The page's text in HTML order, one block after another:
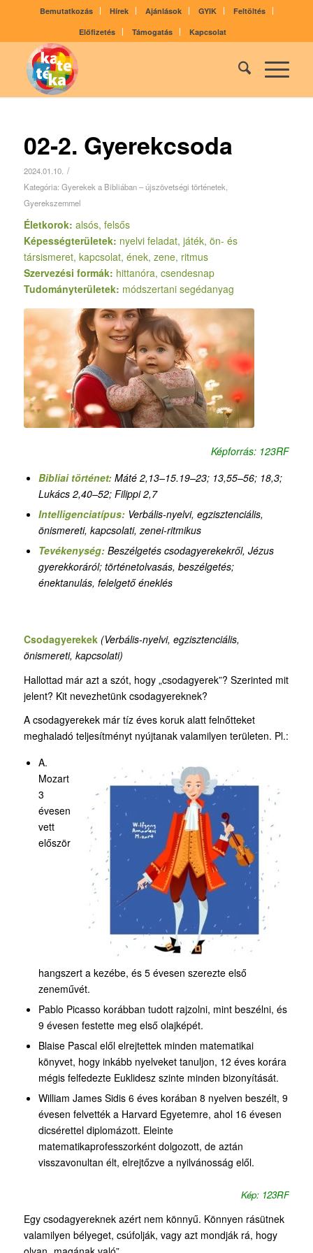
Bemutatkozás Hírek Ajánlások GYIK
Feltöltés
Előfizetés
Támogatás Kapcsolat
02-2. Gyerekcsoda
2024.01.10. /
Kategória: Gyerekek a Bibliában – újszövetségi történetek
Gyerekszemmel
Életkorok: alsós, felsős
Képességterületek: nyelvi feladat, játék, ön- és
társismeret, kapcsolat, ének, zene, ritmus
Szervezési formák: hittanóra, csendesnap
Tudományterületek: módszertani segédanyag
Képforrás: 123RF
Bibliai történet:Máté 2,13–15.19–23; 13,55–56; 18,3;
Lukács 2,40–52; Filippi 2,7
Intelligenciatípus: Verbális-nyelvi, egzisztenciális,
önismereti, kapcsolati, zenei-ritmikus
Tevékenység: Beszélgetés csodagyerekekről, Jézus
gyerekkoráról; történetolvasás, beszélgetés;
énektanulás, felelgető éneklés
Csodagyerekek (Verbális-nyelvi, egzisztenciális,
önismereti, kapcsolati)
Hallottad már azt a szót, hogy „csodagyerek”? Szerinted mit
jelent? Kit nevezhetünk csodagyereknek?
A csodagyerekek már tíz éves koruk alatt felnőtteket
meghaladó teljesítményt nyújtanak valamilyen területen. Pl.:
A.
Mozart
3
évesen
vett
először
hangszert a kezébe, és 5 évesen szerezte első
zeneművét.
Pablo Picasso korábban tudott rajzolni, mint beszélni, és
9 évesen festette meg első olajképét.
Blaise Pascal elől elrejtettek minden matematikai
könyvet, hogy inkább nyelveket tanuljon, 12 éves korára
mégis felfedezte Euklidesz szinte minden bizonyítását.
William James Sidis 6 éves korában 8 nyelven beszélt, 9
évesen felvették a Harvard Egyetemre, ahol 16 évesen
dicsérettel diplomázott. Eleinte
matematikaprofesszorként dolgozott, de aztán
visszavonultan élt, elrejtőzve a nyilvánosság elől.
Kép: 123RF
Egy csodagyereknek azért nem könnyű. Könnyen rásütnek
valamilyen bélyeget, csúfolják, vagy azt mondják rá, hogy